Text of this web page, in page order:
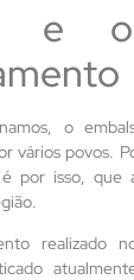
e
o
vários povos.
por isso, que
realizado